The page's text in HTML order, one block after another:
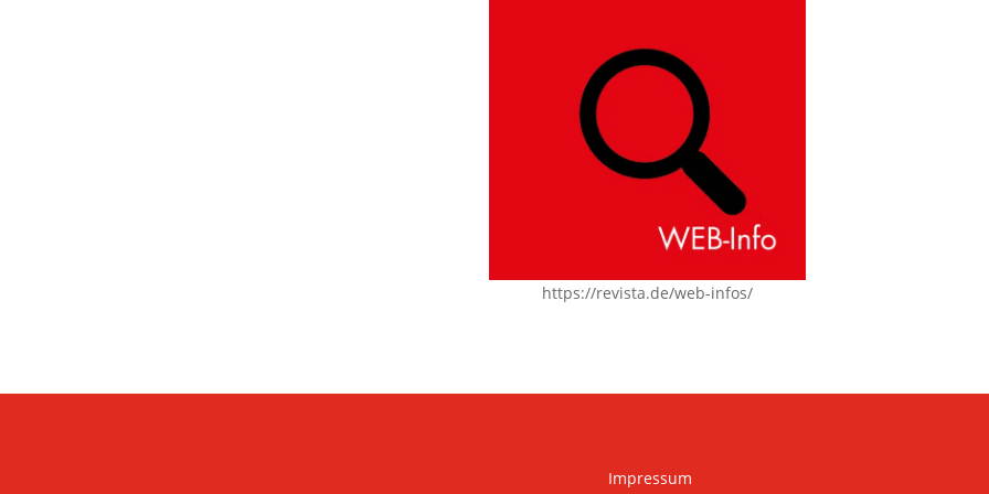
https://revista.de/web-infos/
Impressum